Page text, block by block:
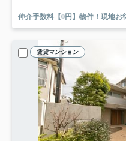
仲介手数料【0円】物件！現地お
賃貸マンション